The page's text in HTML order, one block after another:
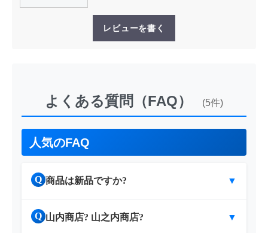
レビューを書く
よくある質問（FAQ） (5件)
人気のFAQ
Q 商品は新品ですか? ▼
Q 山内商店? 山之内商店? ▼